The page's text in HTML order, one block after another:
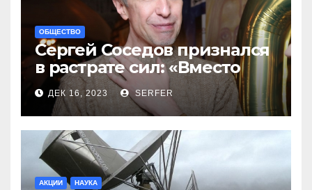
ОБЩЕСТВО
Сергей Соседов признался
в растрате сил: «Вместо
меня взяли Пригожина»
ДЕК 16, 2023 SERFER
АКЦИИ НАУКА